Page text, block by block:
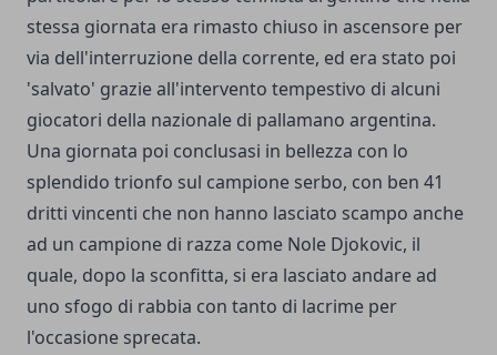
stessa giornata era rimasto chiuso in ascensore per
via dell'interruzione della corrente, ed era stato poi
'salvato' grazie all'intervento tempestivo di alcuni
giocatori della nazionale di pallamano argentina.
Una giornata poi conclusasi in bellezza con lo
splendido trionfo sul campione serbo, con ben 41
dritti vincenti che non hanno lasciato scampo anche
ad un campione di razza come Nole Djokovic, il
quale, dopo la sconfitta, si era lasciato andare ad
uno sfogo di rabbia con tanto di lacrime per
l'occasione sprecata.